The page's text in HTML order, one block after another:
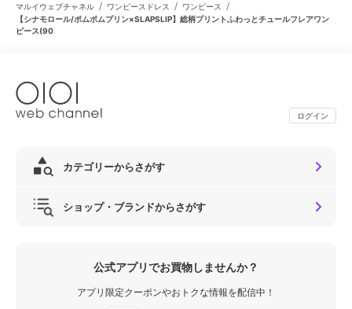
マルイウェブチャネル / ワンピースドレス / ワンピース /
【シナモロール/ポムポムプリン×SLAPSLIP】総柄プリントふわっとチュールフレアワン
ピース(90
ログイン
カテゴリーからさがす
ショップ・ブランドからさがす
公式アプリでお買物しませんか？
アプリ限定クーポンやおトクな情報を配信中！